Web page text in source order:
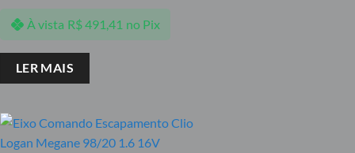
À vista R$491,41 no Pix
LER MAIS